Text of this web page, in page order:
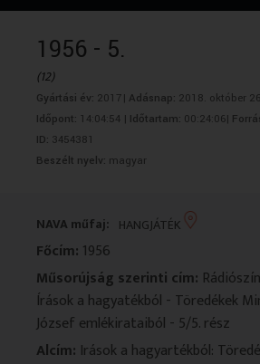
1956 - 5.
(12)
Gyártási év: 2017| Adásnap: 2018. október
Időpont: 14:04:54 | Időtartam: 00:24:06|
ID: 3454381
Beszélt nyelv: magyar
NAVA műfaj: HANGJÁTÉK
Főcím: 1956
Műsorújság szerinti cím:
Írások a hagyatékból - Töredékek
József emlékirataiból - 5/5. rész
Alcím: Irások a hagyartékból: